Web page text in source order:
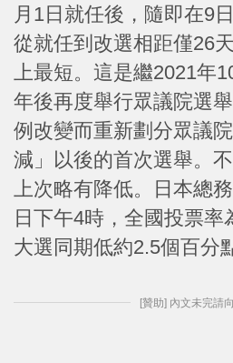
月1日就任後，隨即在9
從就任到改選相距僅26
上最短。這是繼2021年
年後再度舉行眾議院選
例改變而重新劃分眾議
減」以後的首次選舉。
上次略有降低。日本總
日下午4時，全國投票率
大選同期低約2.5個百分
[贊助] 內文未完請